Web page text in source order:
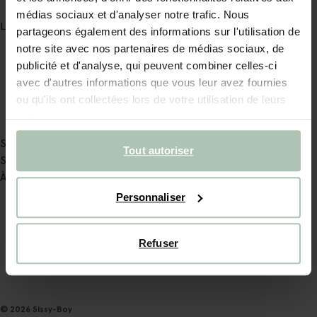
médias sociaux et d'analyser notre trafic. Nous
partageons également des informations sur l'utilisation de
notre site avec nos partenaires de médias sociaux, de
publicité et d'analyse, qui peuvent combiner celles-ci
avec d'autres informations que vous leur avez fournies
ou qu'ils ont collectées lors de votre utilisation de leurs
services.
Tout autoriser
Personnaliser
Refuser
Lire plus
Service
Sissy-boy
À propos de Sissy-Boy
RESTEZ PROCHES, AUSSI EN LIGNE
TikTokPinterest
© 2026 Sissy-Boy